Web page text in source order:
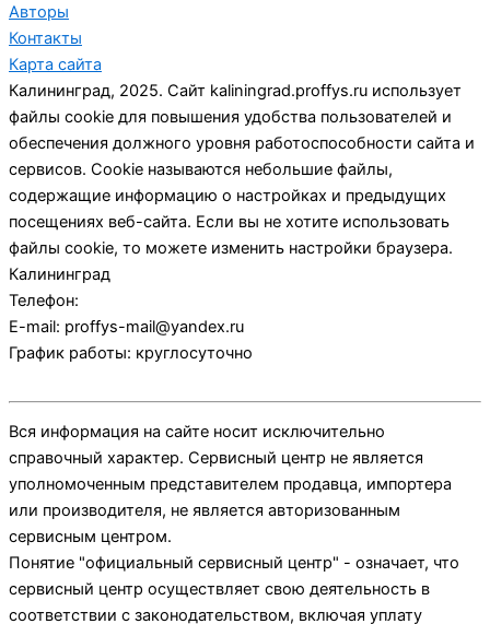
Авторы
Контакты
Карта сайта
Калининград, 2025. Сайт kaliningrad.proffys.ru использует
файлы cookie для повышения удобства пользователей и
обеспечения должного уровня работоспособности сайта и
сервисов. Cookie называются небольшие файлы,
содержащие информацию о настройках и предыдущих
посещениях веб-сайта. Если вы не хотите использовать
файлы cookie, то можете изменить настройки браузера.
Калининград
Телефон:
E-mail: proffys-mail@yandex.ru
График работы: круглосуточно
Вся информация на сайте носит исключительно
справочный характер. Сервисный центр не является
уполномоченным представителем продавца, импортера
или производителя, не является авторизованным
сервисным центром.
Понятие "официальный сервисный центр" - означает, что
сервисный центр осуществляет свою деятельность в
соответствии с законодательством, включая уплату